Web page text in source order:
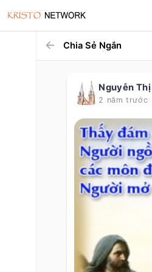
Chia Sẻ Ngắn
Nguyễn
2 năm trước